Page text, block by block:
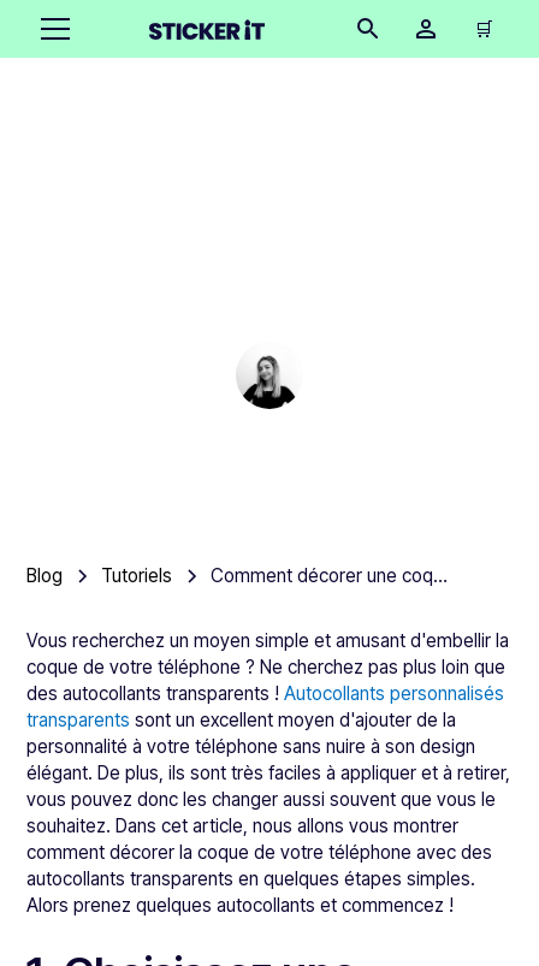
🛒
Blog Tutoriels Comment décorer une coque de téléphone avec des autocollants transparents
Vous recherchez un moyen simple et amusant d'embellir la
coque de votre téléphone ? Ne cherchez pas plus loin que
des autocollants transparents !Autocollants personnalisés
transparents sont un excellent moyen d'ajouter de la
personnalité à votre téléphone sans nuire à son design
élégant. De plus, ils sont très faciles à appliquer et à retirer,
vous pouvez donc les changer aussi souvent que vous le
souhaitez. Dans cet article, nous allons vous montrer
comment décorer la coque de votre téléphone avec des
autocollants transparents en quelques étapes simples.
Alors prenez quelques autocollants et commencez !